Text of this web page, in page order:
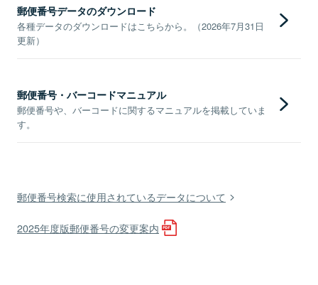
郵便番号データのダウンロード
各種データのダウンロードはこちらから。（2026年7月31日
更新）
郵便番号・バーコードマニュアル
郵便番号や、バーコードに関するマニュアルを掲載していま
す。
郵便番号検索に使用されているデータについて
2025年度版郵便番号の変更案内